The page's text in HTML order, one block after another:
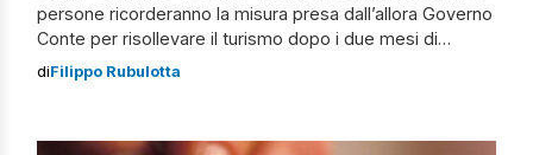
persone ricorderanno la misura presa dall’allora Governo
Conte per risollevare il turismo dopo i due mesi di
lockdown dovuti alla pandemia da Coronavirus nel 2020.
a una platea ristretta […]
diFilippo Rubulotta